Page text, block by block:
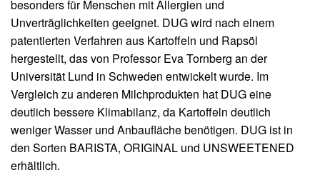
besonders für Menschen mit Allergien und
Unverträglichkeiten geeignet. DUG wird nach einem
patentierten Verfahren aus Kartoffeln und Rapsöl
hergestellt, das von Professor Eva Tornberg an der
Universität Lund in Schweden entwickelt wurde. Im
Vergleich zu anderen Milchprodukten hat DUG eine
deutlich bessere Klimabilanz, da Kartoffeln deutlich
weniger Wasser und Anbaufläche benötigen. DUG ist in
den Sorten BARISTA, ORIGINAL und UNSWEETENED
erhältlich.